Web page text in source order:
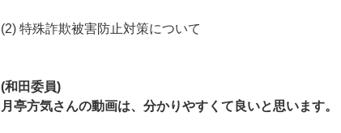
(2) 特殊詐欺被害防止対策について
(和田委員)
月亭方気さんの動画は、分かりやすくて良いと思います。